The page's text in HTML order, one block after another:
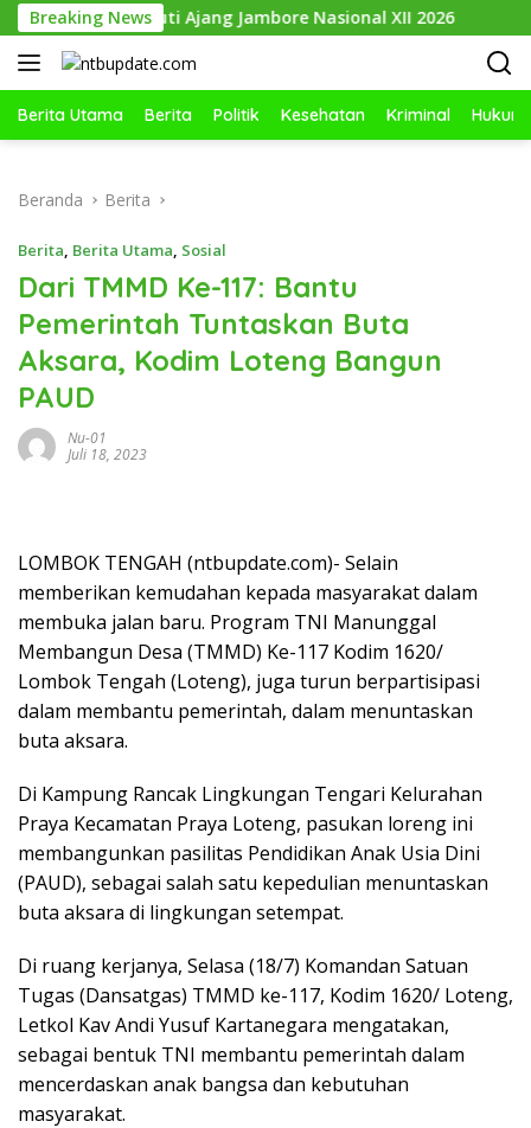
Langsung
ke
konten
Breaking News
Dikirim Ikuti Ajang Jambore Nasional XII 2026
Berita Utama Berita Politik Kesehatan Kriminal Hukum
Beranda Berita
Berita, Berita Utama, Sosial
Dari TMMD Ke-117: Bantu
Pemerintah Tuntaskan Buta
Aksara, Kodim Loteng Bangun
PAUD
Nu-01
Juli 18, 2023
LOMBOK TENGAH (ntbupdate.com)- Selain
memberikan kemudahan kepada masyarakat dalam
membuka jalan baru. Program TNI Manunggal
Membangun Desa (TMMD) Ke-117 Kodim 1620/
Lombok Tengah (Loteng), juga turun berpartisipasi
dalam membantu pemerintah, dalam menuntaskan
buta aksara.
Di Kampung Rancak Lingkungan Tengari Kelurahan
Praya Kecamatan Praya Loteng, pasukan loreng ini
membangunkan pasilitas Pendidikan Anak Usia Dini
(PAUD), sebagai salah satu kepedulian menuntaskan
buta aksara di lingkungan setempat.
Di ruang kerjanya, Selasa (18/7) Komandan Satuan
Tugas (Dansatgas) TMMD ke-117, Kodim 1620/ Loteng,
Letkol Kav Andi Yusuf Kartanegara mengatakan,
sebagai bentuk TNI membantu pemerintah dalam
mencerdaskan anak bangsa dan kebutuhan
masyarakat.